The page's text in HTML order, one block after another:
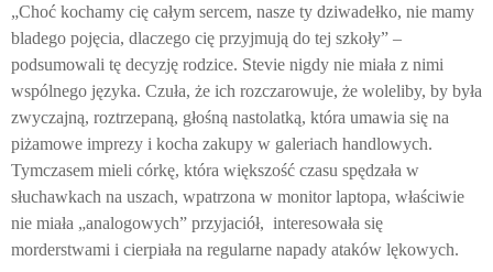
„Choć kochamy cię całym sercem, nasze ty dziwadełko, nie mamy
bladego pojęcia, dlaczego cię przyjmują do tej szkoły” –
podsumowali tę decyzję rodzice. Stevie nigdy nie miała z nimi
wspólnego języka. Czuła, że ich rozczarowuje, że woleliby, by była
zwyczajną, roztrzepaną, głośną nastolatką, która umawia się na
piżamowe imprezy i kocha zakupy w galeriach handlowych.
Tymczasem mieli córkę, która większość czasu spędzała w
słuchawkach na uszach, wpatrzona w monitor laptopa, właściwie
nie miała „analogowych” przyjaciół, interesowała się
morderstwami i cierpiała na regularne napady ataków lękowych.